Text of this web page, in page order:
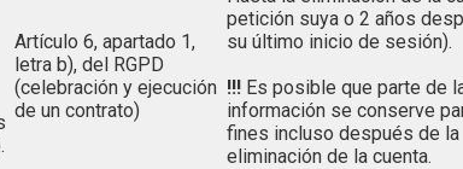
Artículo 6, apartado 1,
letra b), del RGPD
(celebración y ejecución
de un contrato)
petición suya o 2 años
su último inicio de sesión).
!!! Es posible que parte de
información se conserve
fines incluso después de la
eliminación de la cuenta.